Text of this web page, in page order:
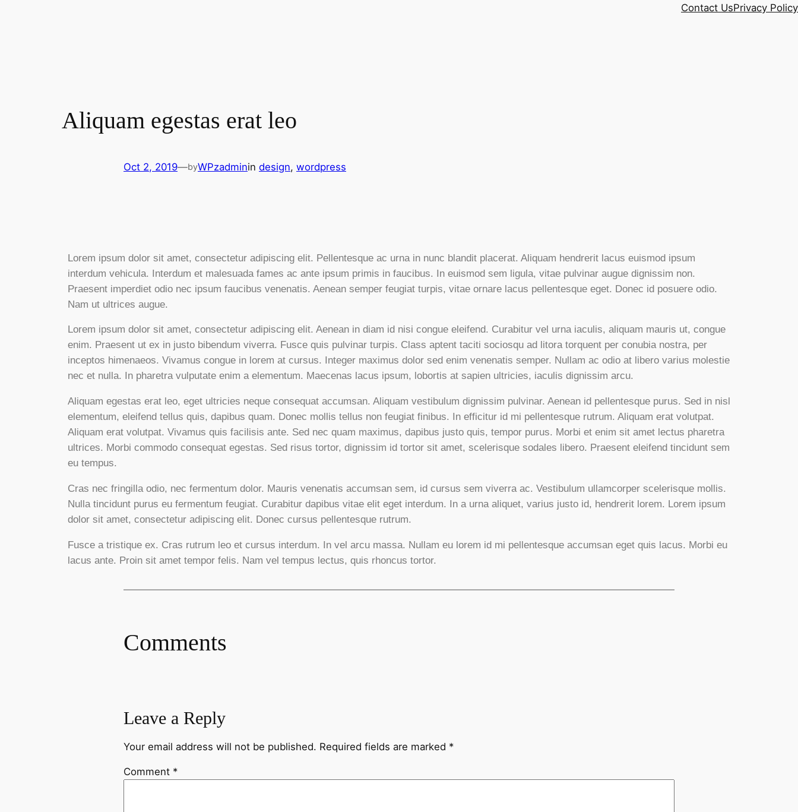
Contact UsPrivacy Policy
Aliquam egestas erat leo
Oct 2, 2019—byWPzadminin design, wordpress
Lorem ipsum dolor sit amet, consectetur adipiscing elit. Pellentesque ac urna in nunc blandit placerat. Aliquam hendrerit lacus euismod ipsum
interdum vehicula. Interdum et malesuada fames ac ante ipsum primis in faucibus. In euismod sem ligula, vitae pulvinar augue dignissim non.
Praesent imperdiet odio nec ipsum faucibus venenatis. Aenean semper feugiat turpis, vitae ornare lacus pellentesque eget. Donec id posuere odio.
Nam ut ultrices augue.
Lorem ipsum dolor sit amet, consectetur adipiscing elit. Aenean in diam id nisi congue eleifend. Curabitur vel urna iaculis, aliquam mauris ut, congue
enim. Praesent ut ex in justo bibendum viverra. Fusce quis pulvinar turpis. Class aptent taciti sociosqu ad litora torquent per conubia nostra, per
inceptos himenaeos. Vivamus congue in lorem at cursus. Integer maximus dolor sed enim venenatis semper. Nullam ac odio at libero varius molestie
nec et nulla. In pharetra vulputate enim a elementum. Maecenas lacus ipsum, lobortis at sapien ultricies, iaculis dignissim arcu.
Aliquam egestas erat leo, eget ultricies neque consequat accumsan. Aliquam vestibulum dignissim pulvinar. Aenean id pellentesque purus. Sed in nisl
elementum, eleifend tellus quis, dapibus quam. Donec mollis tellus non feugiat finibus. In efficitur id mi pellentesque rutrum. Aliquam erat volutpat.
Aliquam erat volutpat. Vivamus quis facilisis ante. Sed nec quam maximus, dapibus justo quis, tempor purus. Morbi et enim sit amet lectus pharetra
ultrices. Morbi commodo consequat egestas. Sed risus tortor, dignissim id tortor sit amet, scelerisque sodales libero. Praesent eleifend tincidunt sem
eu tempus.
Cras nec fringilla odio, nec fermentum dolor. Mauris venenatis accumsan sem, id cursus sem viverra ac. Vestibulum ullamcorper scelerisque mollis.
Nulla tincidunt purus eu fermentum feugiat. Curabitur dapibus vitae elit eget interdum. In a urna aliquet, varius justo id, hendrerit lorem. Lorem ipsum
dolor sit amet, consectetur adipiscing elit. Donec cursus pellentesque rutrum.
Fusce a tristique ex. Cras rutrum leo et cursus interdum. In vel arcu massa. Nullam eu lorem id mi pellentesque accumsan eget quis lacus. Morbi eu
lacus ante. Proin sit amet tempor felis. Nam vel tempus lectus, quis rhoncus tortor.
Comments
Leave a Reply
Your email address will not be published. Required fields are marked *
Comment *